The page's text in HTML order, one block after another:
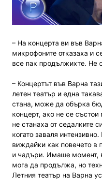
– На концерта ви във
микрофоните отказаха и
все пак продължихте. Не
– Концертът във Варна
летен театър и една
стана, може да обърка
концерт, ако не се състои
не станаха от седалките
когато заваля
виждайки как повечето в
и чадъри. Имаше момент,
мога да продължа, но
Летния театър на Варна